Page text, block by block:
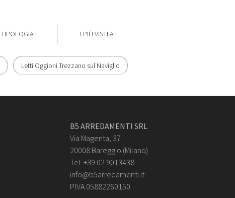
TIPOLOGIA I PIÙ VISTI A :
Letti Oggioni Trezzano sul Naviglio
B5 ARREDAMENTI SRL
Via Magenta, 37
20008 Bareggio (Milano)
Tel. +39 02 9013438
info@b5arredamenti.it
P.IVA 05882260150